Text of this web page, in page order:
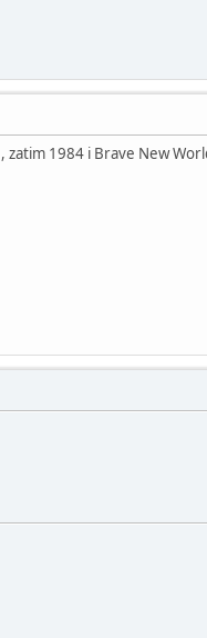
zatim 1984 i Brave New